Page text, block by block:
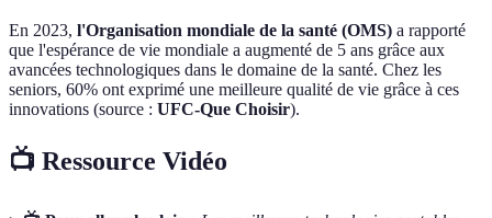
En 2023, l'Organisation mondiale de la santé (OMS) a rapporté
que l'espérance de vie mondiale a augmenté de 5 ans grâce aux
avancées technologiques dans le domaine de la santé. Chez les
seniors, 60% ont exprimé une meilleure qualité de vie grâce à ces
innovations (source : UFC-Que Choisir).
📺 Ressource Vidéo